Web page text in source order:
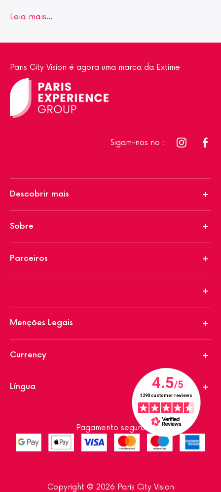
Leia mais…
Paris City Vision é agora uma marca da Extime
Sigam-nos no :
Descobrir mais
Sobre
Parceiros
Menções Legais
Currency
Língua
Pagamento seguro
Copyright © 2026 Paris City Vision